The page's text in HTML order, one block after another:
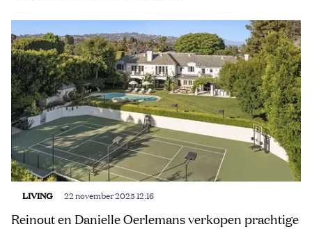
LIVING 22 november 2025 12:16
Reinout en Danielle Oerlemans verkopen prachtige